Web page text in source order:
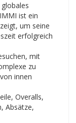
ist ein
um seine
erfolgreich
mit
zu
innen
Overalls,
Absätze,